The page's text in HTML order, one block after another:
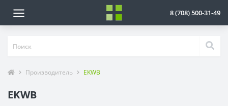
8 (708) 500-31-49
Производитель EKWB
EKWB